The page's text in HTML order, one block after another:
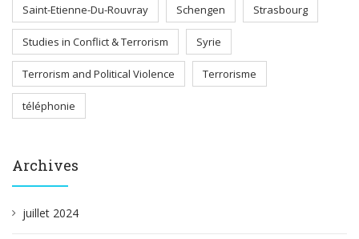
Saint-Etienne-Du-Rouvray Schengen Strasbourg
Studies in Conflict & Terrorism Syrie
Terrorism and Political Violence Terrorisme
téléphonie
Archives
juillet 2024